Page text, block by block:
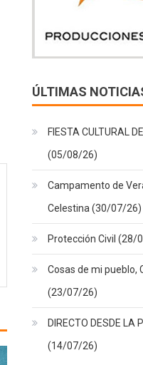
ÚLTIMAS
FIESTA CULTURAL
(05/08/26)
Campamento de
Celestina (30/07/26)
Protección Civil (28/
Cosas de mi pueblo,
(23/07/26)
DIRECTO DESDE LA
(14/07/26)